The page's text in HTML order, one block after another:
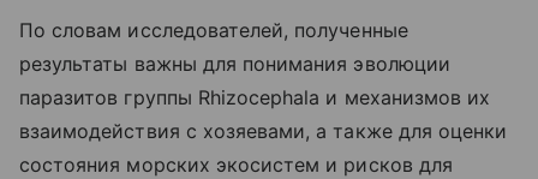
По словам исследователей, полученные
результаты важны для понимания эволюции
паразитов группы Rhizocephala и механизмов их
взаимодействия с хозяевами, а также для оценки
состояния морских экосистем и рисков для